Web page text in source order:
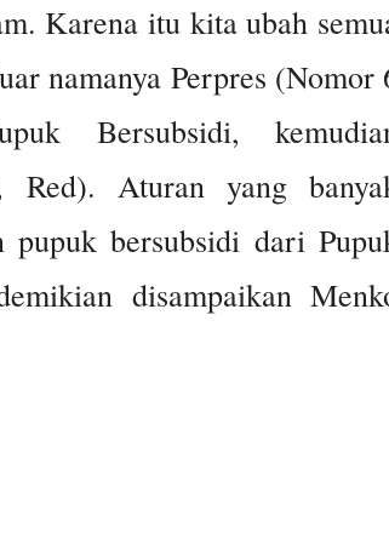
Karena itu kita ubah
namanya Perpres (Nomor
Bersubsidi,
Red). Aturan yang
pupuk bersubsidi dari
disampaikan